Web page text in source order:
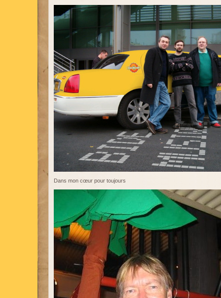
Dans mon cœur pour toujours